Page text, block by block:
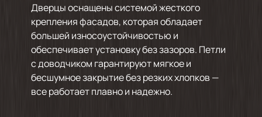
Дверцы оснащены системой жесткого
крепления фасадов, которая обладает
большей износоустойчивостью и
обеспечивает установку без зазоров. Петли
с доводчиком гарантируют мягкое и
бесшумное закрытие без резких хлопков —
все работает плавно и надежно.